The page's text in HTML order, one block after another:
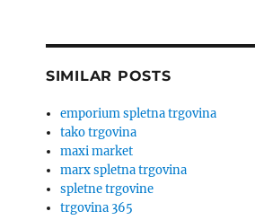
SIMILAR POSTS
emporium spletna trgovina
tako trgovina
maxi market
marx spletna trgovina
spletne trgovine
trgovina 365